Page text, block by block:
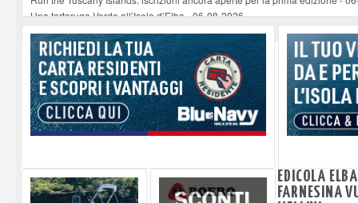
Una tartaruga Verde all’Isola d’Elba-06-08-2026
Furgone in fiamme a Capoliveri, illeso il conducente-06-08-2026
Campo: chiusura della biblioteca comunale in occasione del Santo Patrono
A Carpani si apre la Festa di Liberazione: il programma della prima serata-
EDICOLA
FARNESINA